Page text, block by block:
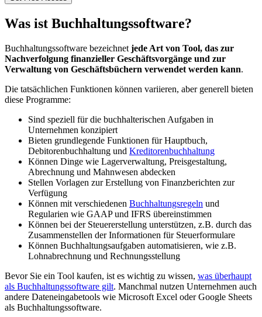
Was ist Buchhaltungssoftware?
Buchhaltungssoftware bezeichnet jede Art von Tool, das zur
Nachverfolgung finanzieller Geschäftsvorgänge und zur
Verwaltung von Geschäftsbüchern verwendet werden kann.
Die tatsächlichen Funktionen können variieren, aber generell bieten
diese Programme:
Sind speziell für die buchhalterischen Aufgaben in
Unternehmen konzipiert
Bieten grundlegende Funktionen für Hauptbuch,
Debitorenbuchhaltung und Kreditorenbuchhaltung
Können Dinge wie Lagerverwaltung, Preisgestaltung,
Abrechnung und Mahnwesen abdecken
Stellen Vorlagen zur Erstellung von Finanzberichten zur
Verfügung
Können mit verschiedenen Buchhaltungsregeln und
Regularien wie GAAP und IFRS übereinstimmen
Können bei der Steuererstellung unterstützen, z.B. durch das
Zusammenstellen der Informationen für Steuerformulare
Können Buchhaltungsaufgaben automatisieren, wie z.B.
Lohnabrechnung und Rechnungsstellung
Bevor Sie ein Tool kaufen, ist es wichtig zu wissen, was überhaupt
als Buchhaltungssoftware gilt. Manchmal nutzen Unternehmen auch
andere Dateneingabetools wie Microsoft Excel oder Google Sheets
als Buchhaltungssoftware.